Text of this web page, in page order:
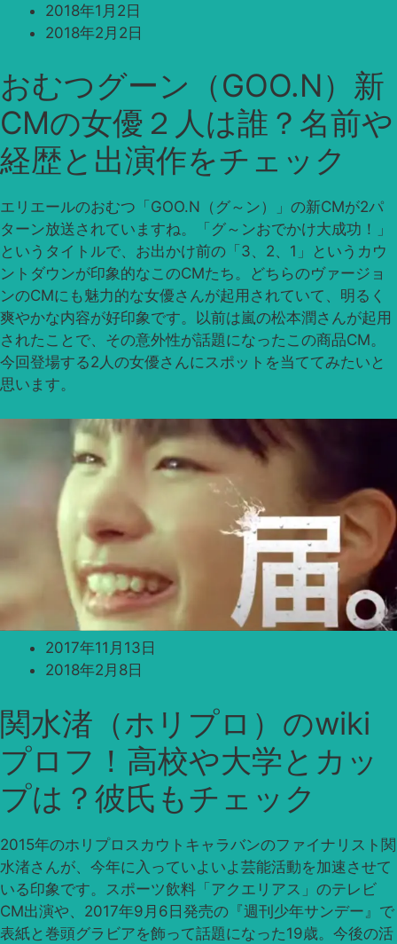
2018年1月2日
2018年2月2日
おむつグーン（GOO.N）新
CMの女優２人は誰？名前や
経歴と出演作をチェック
エリエールのおむつ「GOO.N（グ～ン）」の新CMが2パ
ターン放送されていますね。「グ～ンおでかけ大成功！」
というタイトルで、お出かけ前の「3、2、1」というカウ
ントダウンが印象的なこのCMたち。どちらのヴァージョ
ンのCMにも魅力的な女優さんが起用されていて、明るく
爽やかな内容が好印象です。以前は嵐の松本潤さんが起用
されたことで、その意外性が話題になったこの商品CM。
今回登場する2人の女優さんにスポットを当ててみたいと
思います。
2017年11月13日
2018年2月8日
関水渚（ホリプロ）のwiki
プロフ！高校や大学とカッ
プは？彼氏もチェック
2015年のホリプロスカウトキャラバンのファイナリスト関
水渚さんが、今年に入っていよいよ芸能活動を加速させて
いる印象です。スポーツ飲料「アクエリアス」のテレビ
CM出演や、2017年9月6日発売の『週刊少年サンデー』で
表紙と巻頭グラビアを飾って話題になった19歳。今後の活